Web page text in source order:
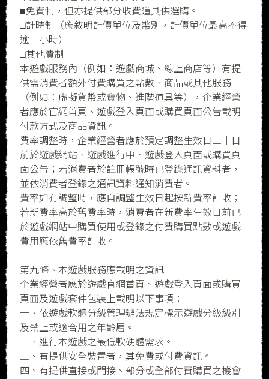
■免費制，但亦提供部分收費道具供選購。
□計時制（應敘明計價單位及幣別，計價單位最高不得
逾二小時）
□其他費制_____
本遊戲服務內（例如：遊戲商城、線上商店等）有提
供需消費者額外付費購買之點數、商品或其他服務
（例如：虛擬貨幣或寶物、進階道具等），企業經營
者應於官網首頁、遊戲登入頁面或購買頁面公告載明
付款方式及商品資訊。
費率調整時，企業經營者應於預定調整生效日三十日
前於遊戲網站、遊戲進行中、遊戲登入頁面或購買頁
面公告；若消費者於註冊帳號時已登錄通訊資料者，
並依消費者登錄之通訊資料通知消費者。
費率如有調整時，應自調整生效日起按新費率計收；
若新費率高於舊費率時，消費者在新費率生效日前已
於遊戲網站中購買使用或登錄之付費購買點數或遊戲
費用應依舊費率計收。
第九條、本遊戲服務應載明之資訊
企業經營者應於遊戲官網首頁、遊戲登入頁面或購買
頁面及遊戲套件包裝上載明以下事項：
一、依遊戲軟體分級管理辦法規定標示遊戲分級級別
及禁止或適合用之年齡層。
二、進行本遊戲之最低軟硬體需求。
三、有提供安全裝置者，其免費或付費資訊。
四、有提供直接或間接、部分或全部付費購買之機會